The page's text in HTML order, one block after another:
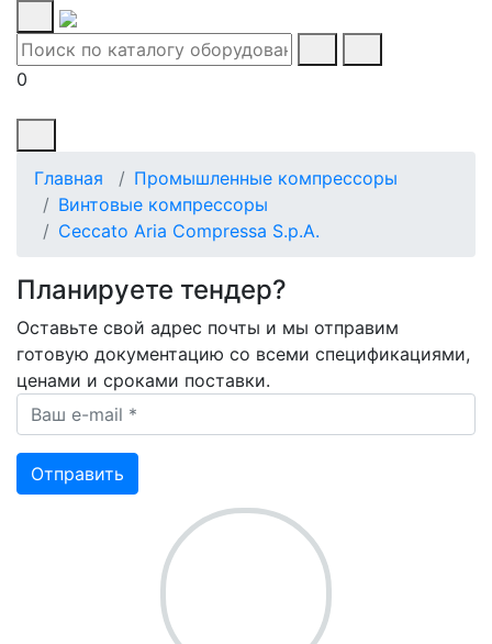
0
Главная
Промышленные компрессоры
Винтовые компрессоры
Ceccato Aria Compressa S.p.A.
Планируете тендер?
Оставьте свой адрес почты и мы отправим
готовую документацию со всеми спецификациями,
ценами и сроками поставки.
Ваш e-mail *
Отправить